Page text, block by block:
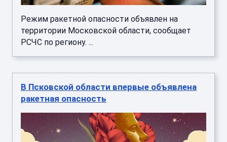
Режим ракетной опасности объявлен на
территории Московской области, сообщает
РСЧС по региону. ...
В Псковской области впервые объявлена
ракетная опасность